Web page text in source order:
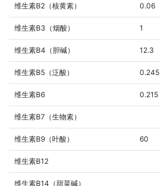
维生素B2（核黄素） 0.06
维生素B3（烟酸） 1
维生素B4（胆碱） 12.3
维生素B5（泛酸） 0.245
维生素B6 0.215
维生素B7（生物素）
维生素B9（叶酸） 60
维生素B12
维生素B14（甜菜碱）